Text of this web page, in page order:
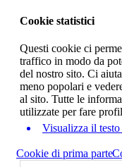
Cookie statistici
Questi cookie ci
traffico in modo da
del nostro sito. Ci
meno popolari e
al sito. Tutte le
utilizzate per fare
Visualizza il
Cookie di prima parte